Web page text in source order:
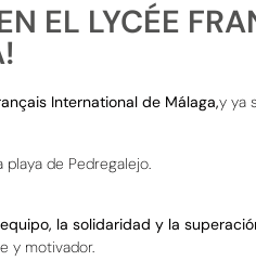
EL LYCÉE
International de Málaga,y ya
de Pedregalejo.
la solidaridad y la
y motivador.